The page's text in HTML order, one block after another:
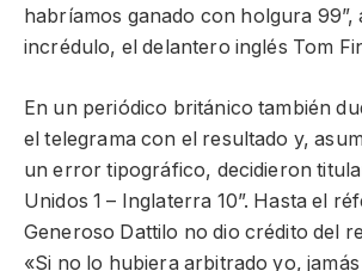
habríamos ganado con holgura 99”,
incrédulo, el delantero inglés Tom
En un periódico británico también
el telegrama con el resultado y,
un error tipográfico, decidieron
Unidos 1 – Inglaterra 10”. Hasta el
Generoso Dattilo no dio crédito del
«Si no lo hubiera arbitrado yo,